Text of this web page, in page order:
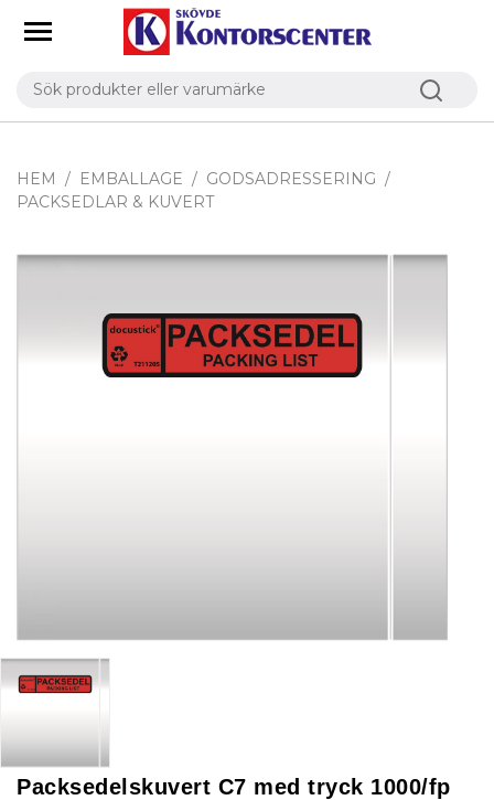
HEM EMBALLAGE
GODSADRESSERING
PACKSEDLAR & KUVERT
Packsedelskuvert C7 med tryck 1000/fp